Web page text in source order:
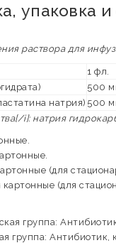
упаковка
раствора для
1 фл.
500
натрия) 500
i]: натрия
(для
(для
группа:
группа: Антибиотик,